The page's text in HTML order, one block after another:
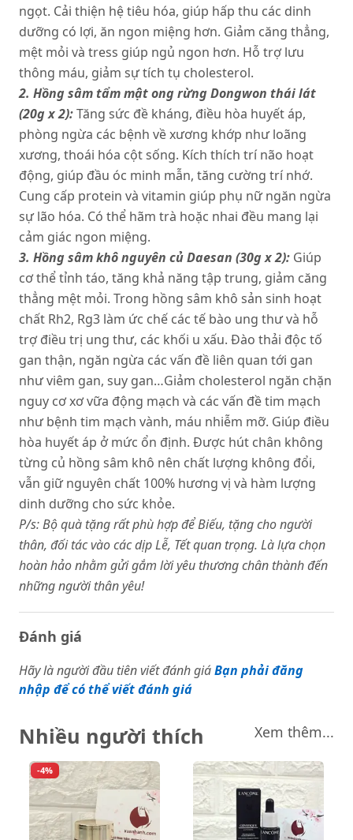
ngọt. Cải thiện hệ tiêu hóa, giúp hấp thu các dinh
dưỡng có lợi, ăn ngon miệng hơn. Giảm căng thẳng,
mệt mỏi và tress giúp ngủ ngon hơn. Hỗ trợ lưu
thông máu, giảm sự tích tụ cholesterol.
2. Hồng sâm tẩm mật ong rừng Dongwon thái lát
(20g x 2):Tăng sức đề kháng, điều hòa huyết áp,
phòng ngừa các bệnh về xương khớp như loãng
xương, thoái hóa cột sống. Kích thích trí não hoạt
động, giúp đầu óc minh mẫn, tăng cường trí nhớ.
Cung cấp protein và vitamin giúp phụ nữ ngăn ngừa
sự lão hóa. Có thể hãm trà hoặc nhai đều mang lại
cảm giác ngon miệng.
3. Hồng sâm khô nguyên củ Daesan (30g x 2): Giúp
cơ thể tỉnh táo, tăng khả năng tập trung, giảm căng
thẳng mệt mỏi. Trong hồng sâm khô sản sinh hoạt
chất Rh2, Rg3 làm ức chế các tế bào ung thư và hỗ
trợ điều trị ung thư, các khối u xấu. Đào thải độc tố
gan thận, ngăn ngừa các vấn đề liên quan tới gan
như viêm gan, suy gan…Giảm cholesterol ngăn chặn
nguy cơ xơ vữa động mạch và các vấn đề tim mạch
như bệnh tim mạch vành, máu nhiễm mỡ. Giúp điều
hòa huyết áp ở mức ổn định. Được hút chân không
từng củ hồng sâm khô nên chất lượng không đổi,
vẫn giữ nguyên chất 100% hương vị và hàm lượng
dinh dưỡng cho sức khỏe.
P/s: Bộ quà tặng rất phù hợp để Biếu, tặng cho người
thân, đối tác vào các dịp Lễ, Tết quan trọng. Là lựa chọn
hoàn hảo nhằm gửi gắm lời yêu thương chân thành đến
những người thân yêu!
Đánh giá
Hãy là người đầu tiên viết đánh giáBạn phải đăng
nhập để có thể viết đánh giá
Nhiều người thích Xem thêm...
-4%